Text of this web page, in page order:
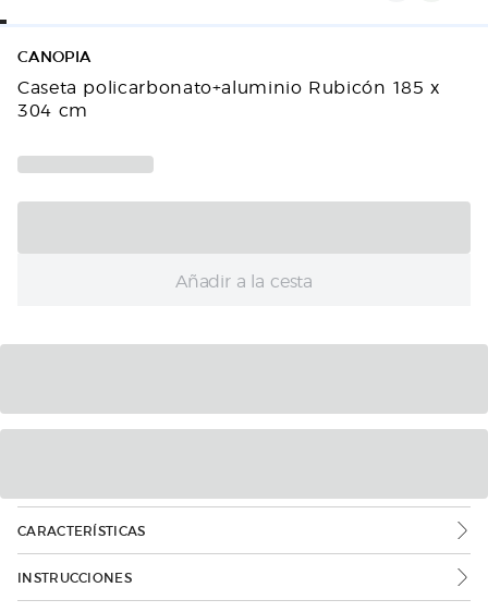
CANOPIA
Caseta policarbonato+aluminio Rubicón 185 x
304 cm
Añadir a la cesta
CARACTERÍSTICAS
INSTRUCCIONES